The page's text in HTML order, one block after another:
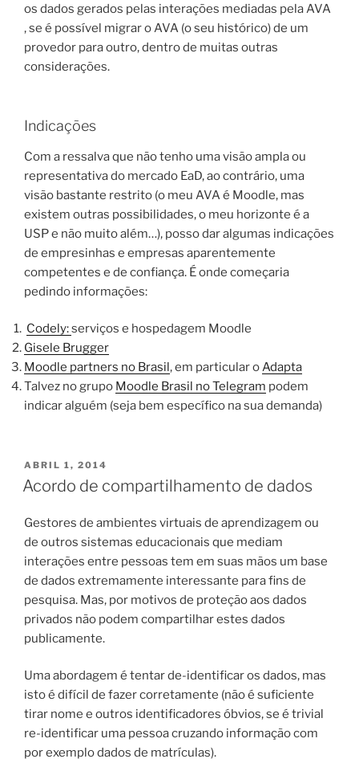
os dados gerados pelas interações mediadas pela AVA
, se é possível migrar o AVA (o seu histórico) de um
provedor para outro, dentro de muitas outras
considerações.
Indicações
Com a ressalva que não tenho uma visão ampla ou
representativa do mercado EaD, ao contrário, uma
visão bastante restrito (o meu AVA é Moodle, mas
existem outras possibilidades, o meu horizonte é a
USP e não muito além…), posso dar algumas indicações
de empresinhas e empresas aparentemente
competentes e de confiança. É onde começaria
pedindo informações:
Codely:serviços e hospedagem Moodle
Gisele Brugger
Moodle partners no Brasil , em particular oAdapta
Talvez no grupo Moodle Brasil no Telegram podem
indicar alguém (seja bem específico na sua demanda)
PUBLICADO
EM
ABRIL 1, 2014
Acordo de compartilhamento de dados
Gestores de ambientes virtuais de aprendizagem ou
de outros sistemas educacionais que mediam
interações entre pessoas tem em suas mãos um base
de dados extremamente interessante para fins de
pesquisa. Mas, por motivos de proteção aos dados
privados não podem compartilhar estes dados
publicamente.
Uma abordagem é tentar de-identificar os dados, mas
isto é difícil de fazer corretamente (não é suficiente
tirar nome e outros identificadores óbvios, se é trivial
re-identificar uma pessoa cruzando informação com
por exemplo dados de matrículas).